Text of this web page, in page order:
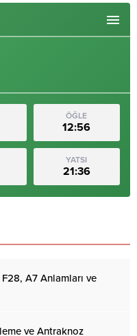
ÖĞLE
12:56
YATSI
21:36
A7 Anlamları ve
ve Antraknoz